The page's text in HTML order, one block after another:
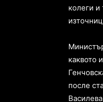
колеги и
каквото
после